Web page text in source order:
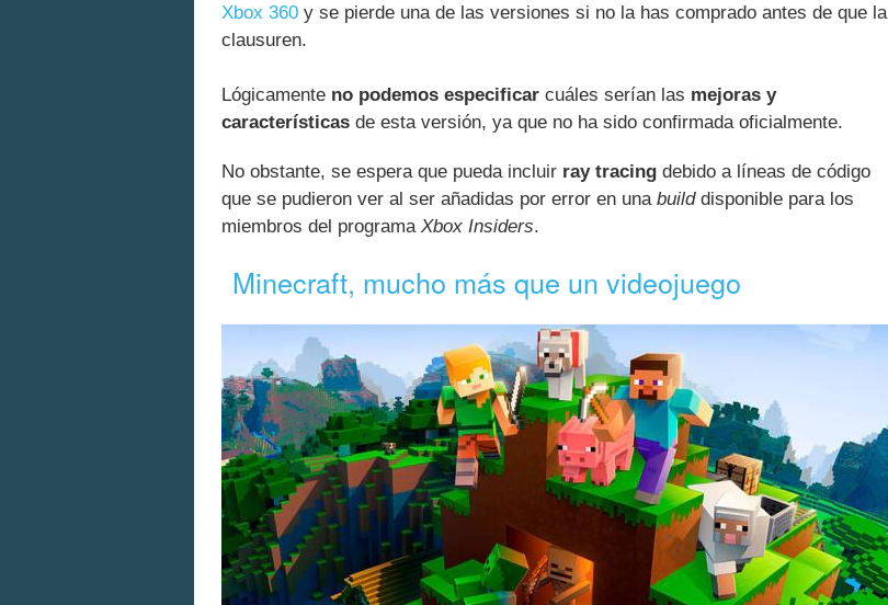
Xbox 360 y se pierde una de las versiones si no la has comprado antes de que la
clausuren.
Lógicamente no podemos especificar cuáles serían las mejoras y
características de esta versión, ya que no ha sido confirmada oficialmente.
No obstante, se espera que pueda incluir ray tracing debido a líneas de código
que se pudieron ver al ser añadidas por error en una builddisponible para los
miembros del programa Xbox Insiders.
Minecraft, mucho más que un videojuego